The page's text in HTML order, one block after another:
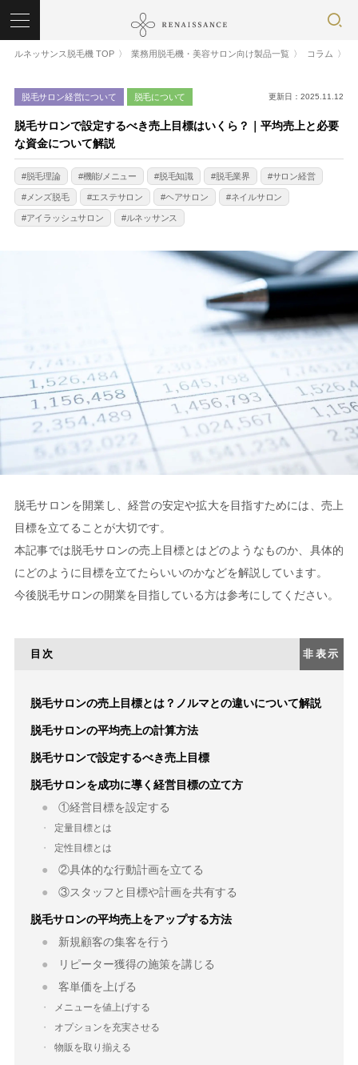
ルネッサンス脱毛機 TOP 業務用脱毛機・美容サロン向け製品一覧 コラム
脱毛サロン経営について 脱毛について 更新日：2025.11.12
脱毛サロンで設定するべき売上目標はいくら？｜平均売上と必要
な資金について解説
脱毛理論 機能/メニュー 脱毛知識 脱毛業界 サロン経営
メンズ脱毛 エステサロン ヘアサロン ネイルサロン
アイラッシュサロン ルネッサンス
脱毛サロンを開業し、経営の安定や拡大を目指すためには、売上
目標を立てることが大切です。
本記事では脱毛サロンの売上目標とはどのようなものか、具体的
にどのように目標を立てたらいいのかなどを解説しています。
今後脱毛サロンの開業を目指している方は参考にしてください。
目次 非表示
脱毛サロンの売上目標とは？ノルマとの違いについて解説
脱毛サロンの平均売上の計算方法
脱毛サロンで設定するべき売上目標
脱毛サロンを成功に導く経営目標の立て方
①経営目標を設定する
定量目標とは
定性目標とは
②具体的な行動計画を立てる
③スタッフと目標や計画を共有する
脱毛サロンの平均売上をアップする方法
新規顧客の集客を行う
リピーター獲得の施策を講じる
客単価を上げる
メニューを値上げする
オプションを充実させる
物販を取り揃える